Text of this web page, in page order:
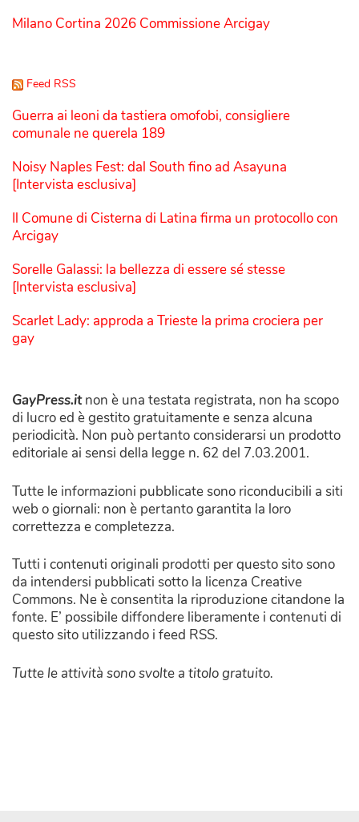
Milano Cortina 2026 Commissione Arcigay
Feed RSS
Guerra ai leoni da tastiera omofobi, consigliere
comunale ne querela 189
Noisy Naples Fest: dal South fino ad Asayuna
[Intervista esclusiva]
Il Comune di Cisterna di Latina firma un protocollo con
Arcigay
Sorelle Galassi: la bellezza di essere sé stesse
[Intervista esclusiva]
Scarlet Lady: approda a Trieste la prima crociera per
gay
GayPress.itnon è una testata registrata, non ha scopo
di lucro ed è gestito gratuitamente e senza alcuna
periodicità. Non può pertanto considerarsi un prodotto
editoriale ai sensi della legge n. 62 del 7.03.2001.
Tutte le informazioni pubblicate sono riconducibili a siti
web o giornali: non è pertanto garantita la loro
correttezza e completezza.
Tutti i contenuti originali prodotti per questo sito sono
da intendersi pubblicati sotto la licenza Creative
Commons. Ne è consentita la riproduzione citandone la
fonte. E’ possibile diffondere liberamente i contenuti di
questo sito utilizzando i feed RSS.
Tutte le attività sono svolte a titolo gratuito.